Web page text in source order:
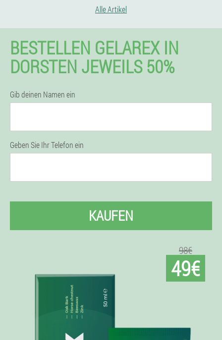
Alle Artikel
BESTELLEN GELAREX IN
DORSTEN JEWEILS 50%
Gib deinen Namen ein
Geben Sie Ihr Telefon ein
KAUFEN
98€
49€